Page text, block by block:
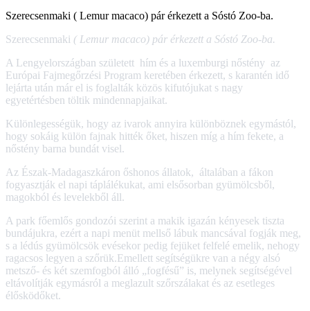
Szerecsenmaki ( Lemur macaco) pár érkezett a Sóstó Zoo-ba.
Szerecsenmaki ( Lemur macaco) pár érkezett a Sóstó Zoo-ba.
A Lengyelországban született hím és a luxemburgi nőstény az
Európai Fajmegőrzési Program keretében érkezett, s karantén idő
lejárta után már el is foglalták közös kifutójukat s nagy
egyetértésben töltik mindennapjaikat.
Különlegességük, hogy az ivarok annyira különböznek egymástól,
hogy sokáig külön fajnak hitték őket, hiszen míg a hím fekete, a
nőstény barna bundát visel.
Az Észak-Madagaszkáron őshonos állatok, általában a fákon
fogyasztják el napi táplálékukat, ami elsősorban gyümölcsből,
magokból és levelekből áll.
A park főemlős gondozói szerint a makik igazán kényesek tiszta
bundájukra, ezért a napi menüt mellső lábuk mancsával fogják meg,
s a lédús gyümölcsök evésekor pedig fejüket felfelé emelik, nehogy
ragacsos legyen a szőrük.Emellett segítségükre van a négy alsó
metsző- és két szemfogból álló „fogfésű” is, melynek segítségével
eltávolítják egymásról a meglazult szőrszálakat és az esetleges
élősködőket.